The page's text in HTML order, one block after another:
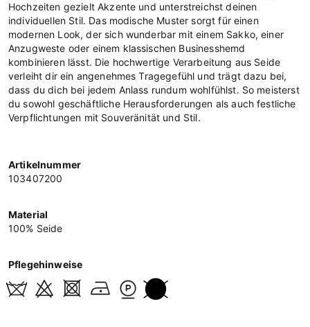
Hochzeiten gezielt Akzente und unterstreichst deinen
individuellen Stil. Das modische Muster sorgt für einen
modernen Look, der sich wunderbar mit einem Sakko, einer
Anzugweste oder einem klassischen Businesshemd
kombinieren lässt. Die hochwertige Verarbeitung aus Seide
verleiht dir ein angenehmes Tragegefühl und trägt dazu bei,
dass du dich bei jedem Anlass rundum wohlfühlst. So meisterst
du sowohl geschäftliche Herausforderungen als auch festliche
Verpflichtungen mit Souveränität und Stil.
Artikelnummer
103407200
Material
100% Seide
Pflegehinweise